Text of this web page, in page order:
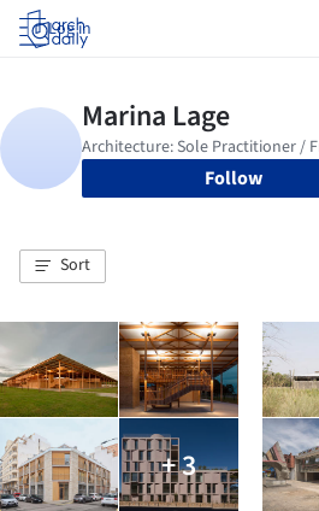
Log in
Follow
Sort
+ 3